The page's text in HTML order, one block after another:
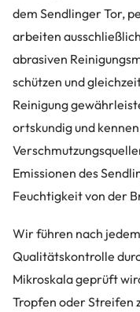
dem Sendlinger Tor,
arbeiten
abrasiven
schützen und
Reinigung
ortskundig und
Emissionen des
Feuchtigkeit von der
Wir führen nach
Qualitätskontrolle
Mikroskala geprüft
Tropfen oder Streifen